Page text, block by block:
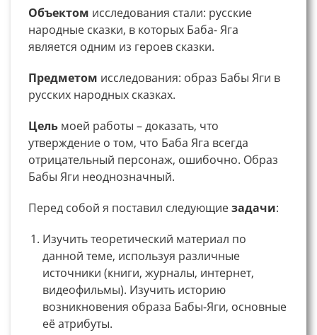
Объектом исследования стали: русские
народные сказки, в которых Баба- Яга
является одним из героев сказки.
Предметом исследования: образ Бабы Яги в
русских народных сказках.
Цель моей работы – доказать, что
утверждение о том, что Баба Яга всегда
отрицательный персонаж, ошибочно. Образ
Бабы Яги неоднозначный.
Перед собой я поставил следующиезадачи:
Изучить теоретический материал по
данной теме, используя различные
источники (книги, журналы, интернет,
видеофильмы). Изучить историю
возникновения образа Бабы-Яги, основные
её атрибуты.